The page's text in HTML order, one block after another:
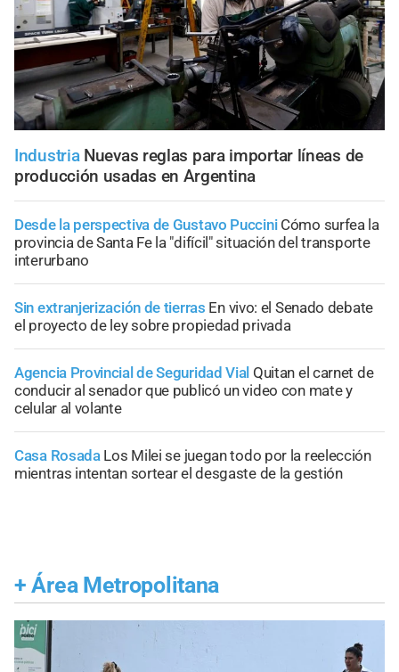
Industria Nuevas reglas para importar líneas de
producción usadas en Argentina
Desde la perspectiva de Gustavo Puccini Cómo surfea la
provincia de Santa Fe la "difícil" situación del transporte
interurbano
Sin extranjerización de tierras En vivo: el Senado debate
el proyecto de ley sobre propiedad privada
Agencia Provincial de Seguridad Vial Quitan el carnet de
conducir al senador que publicó un video con mate y
celular al volante
Casa Rosada Los Milei se juegan todo por la reelección
mientras intentan sortear el desgaste de la gestión
+ Área Metropolitana